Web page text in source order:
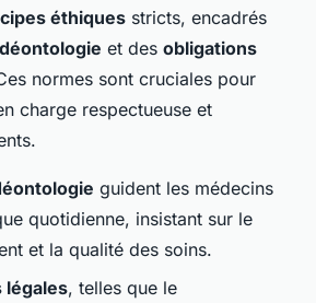
éthiques stricts, encadrés
et des obligations
normes sont cruciales pour
charge respectueuse et
guident les médecins
quotidienne, insistant sur le
et la qualité des soins.
légales, telles que le